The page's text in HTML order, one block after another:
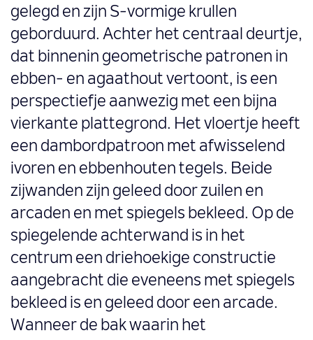
gelegd en zijn S-vormige krullen
geborduurd. Achter het centraal deurtje,
dat binnenin geometrische patronen in
ebben- en agaathout vertoont, is een
perspectiefje aanwezig met een bijna
vierkante plattegrond. Het vloertje heeft
een dambordpatroon met afwisselend
ivoren en ebbenhouten tegels. Beide
zijwanden zijn geleed door zuilen en
arcaden en met spiegels bekleed. Op de
spiegelende achterwand is in het
centrum een driehoekige constructie
aangebracht die eveneens met spiegels
bekleed is en geleed door een arcade.
Wanneer de bak waarin het